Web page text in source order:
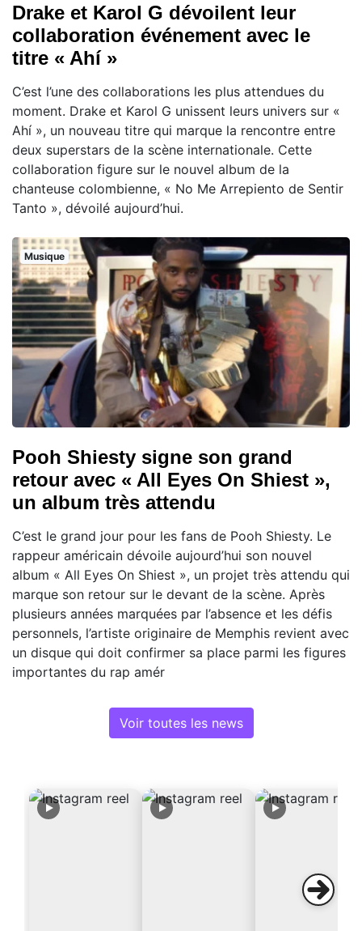
Drake et Karol G dévoilent leur
collaboration événement avec le
titre « Ahí »
C’est l’une des collaborations les plus attendues du
moment. Drake et Karol G unissent leurs univers sur «
Ahí », un nouveau titre qui marque la rencontre entre
deux superstars de la scène internationale. Cette
collaboration figure sur le nouvel album de la
chanteuse colombienne, « No Me Arrepiento de Sentir
Tanto », dévoilé aujourd’hui.
Musique
Pooh Shiesty signe son grand
retour avec « All Eyes On Shiest »,
un album très attendu
C’est le grand jour pour les fans de Pooh Shiesty. Le
rappeur américain dévoile aujourd’hui son nouvel
album « All Eyes On Shiest », un projet très attendu qui
marque son retour sur le devant de la scène. Après
plusieurs années marquées par l’absence et les défis
personnels, l’artiste originaire de Memphis revient avec
un disque qui doit confirmer sa place parmi les figures
importantes du rap amér
Voir toutes les news